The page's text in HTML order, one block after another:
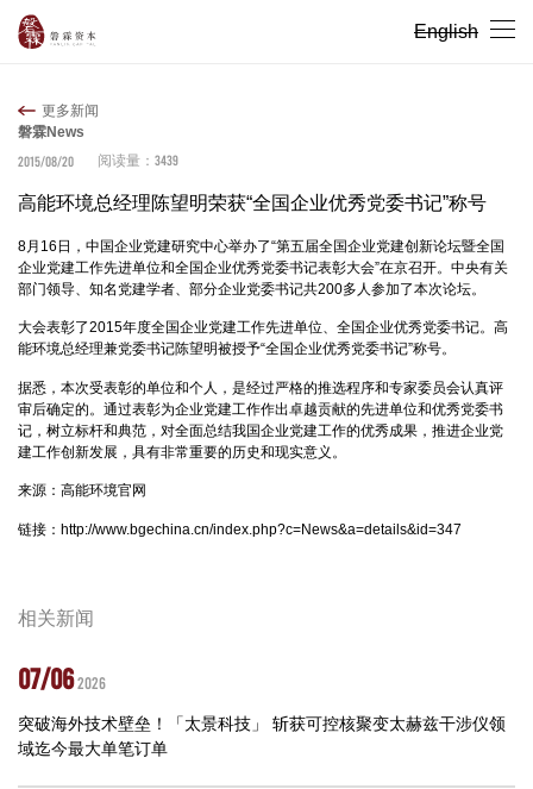
English
更多新闻
磐霖News
2015/08/20
阅读量： 3439
高能环境总经理陈望明荣获“全国企业优秀党委书记”称号
8月16日，中国企业党建研究中心举办了“第五届全国企业党建创新论坛暨全国
企业党建工作先进单位和全国企业优秀党委书记表彰大会”在京召开。中央有关
部门领导、知名党建学者、部分企业党委书记共200多人参加了本次论坛。
大会表彰了2015年度全国企业党建工作先进单位、全国企业优秀党委书记。高
能环境总经理兼党委书记陈望明被授予“全国企业优秀党委书记”称号。
据悉，本次受表彰的单位和个人，是经过严格的推选程序和专家委员会认真评
审后确定的。通过表彰为企业党建工作作出卓越贡献的先进单位和优秀党委书
记，树立标杆和典范，对全面总结我国企业党建工作的优秀成果，推进企业党
建工作创新发展，具有非常重要的历史和现实意义。
来源：高能环境官网
链接： http://www.bgechina.cn/index.php?c=News&a=details&id=347
相关新闻
07/062026
突破海外技术壁垒！「太景科技」 斩获可控核聚变太赫兹干涉仪领
域迄今最大单笔订单